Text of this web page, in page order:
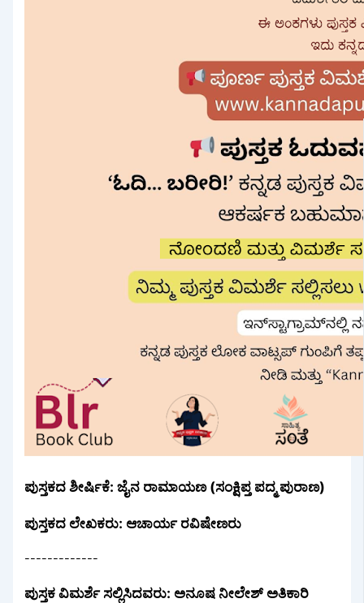
ಪುಸ್ತಕದ ಶೀರ್ಷಿಕೆ: ಜೈನ ರಾಮಾಯಣ (ಸಂಕ್ಷಿಪ್ತ ಪದ್ಮ ಪುರಾಣ)
ಪುಸ್ತಕದ ಲೇಖಕರು: ಆಚಾರ್ಯ ರವಿಷೇಣರು
-------------
ಪುಸ್ತಕ ವಿಮರ್ಶೆ ಸಲ್ಲಿಸಿದವರು: ಅನೂಷ ನೀಲೇಶ್ ಅತಿಕಾರಿ